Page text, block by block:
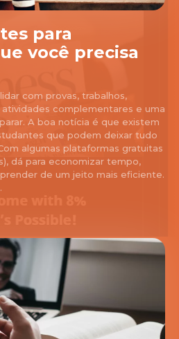
para
você precisa
com provas, trabalhos,
complementares e uma
A boa notícia é que existem
que podem deixar tudo
algumas plataformas gratuitas
dá para economizar tempo,
de um jeito mais eficiente.